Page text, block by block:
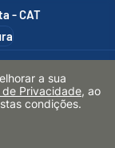
- CAT
às 17h
a sua
de Privacidade, ao
condições.